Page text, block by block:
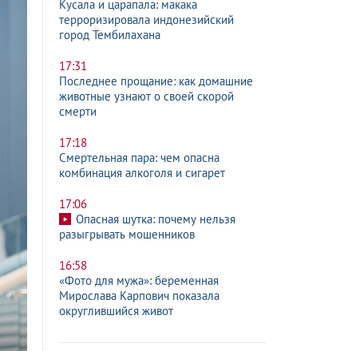
Кусала и царапала: макака
терроризировала индонезийский
город Тембилахана
17:31
Последнее прощание: как домашние
животные узнают о своей скорой
смерти
17:18
Смертельная пара: чем опасна
комбинация алкоголя и сигарет
17:06
Опасная шутка: почему нельзя
разыгрывать мошенников
16:58
«Фото для мужа»: беременная
Мирослава Карпович показала
округлившийся живот